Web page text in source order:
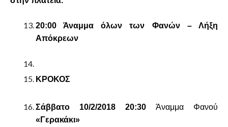
20:00 Άναμμα όλων των Φανών – Λήξη
Απόκρεων
ΚΡΟΚΟΣ
Σάββατο 10/2/2018 20:30 Άναμμα Φανού
«Γερακάκι»